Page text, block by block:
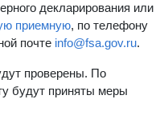
декларирования или
приемную, по телефону
почте info@fsa.gov.ru.
проверены. По
будут приняты меры